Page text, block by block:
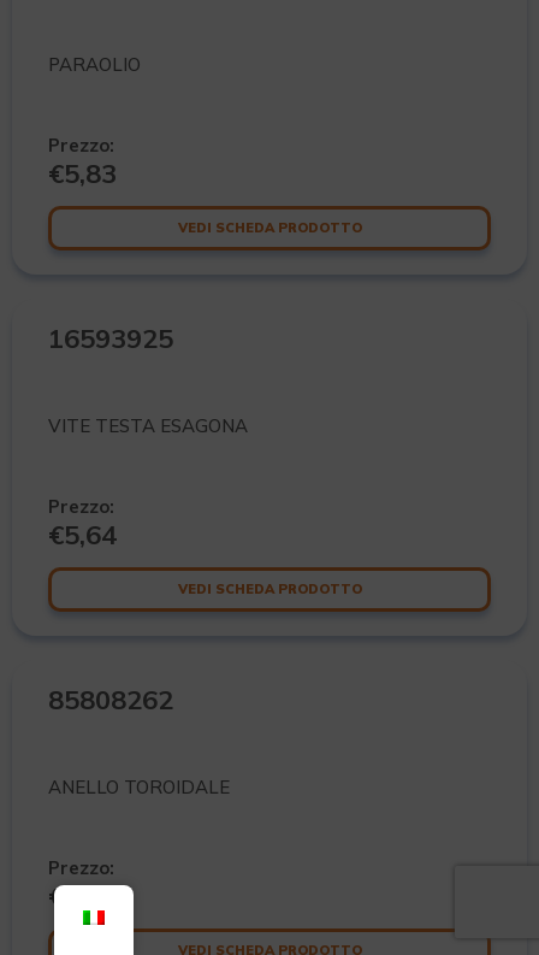
PARAOLIO
Prezzo:
€5,83
VEDI SCHEDA PRODOTTO
16593925
VITE TESTA ESAGONA
Prezzo:
€5,64
VEDI SCHEDA PRODOTTO
85808262
ANELLO TOROIDALE
Prezzo:
€7,95
VEDI SCHEDA PRODOTTO